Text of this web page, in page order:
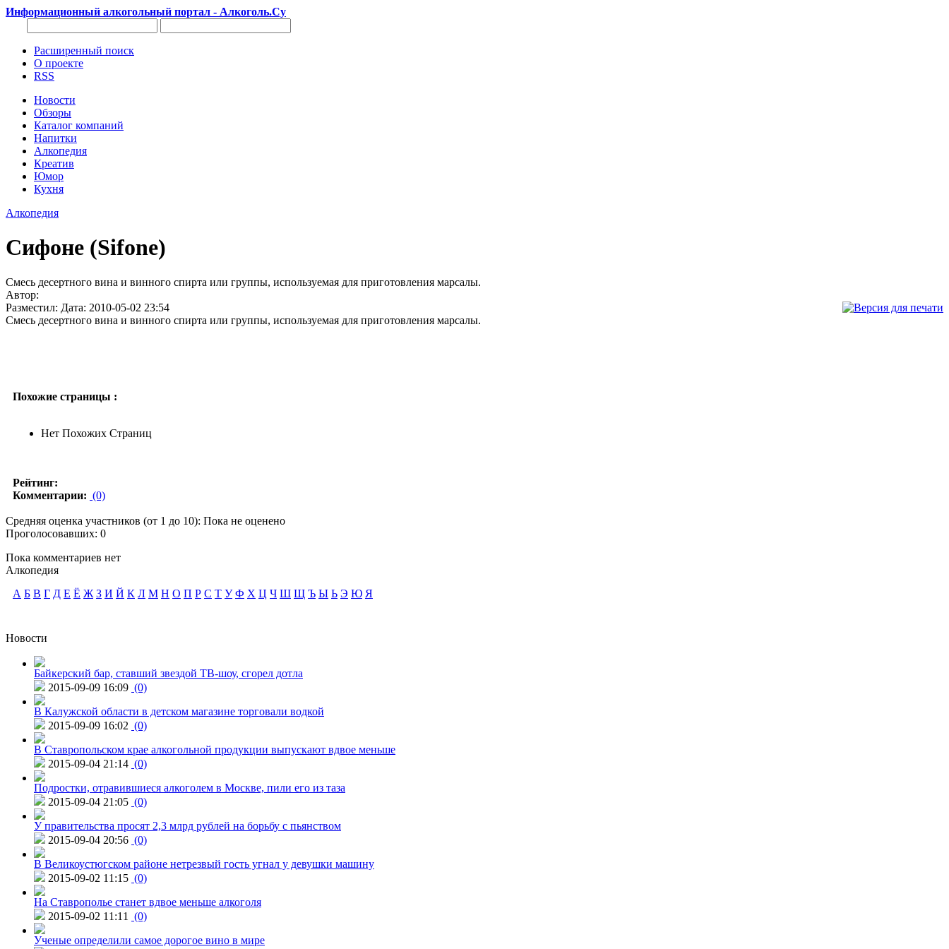
Информационный алкогольный портал - Алкоголь.Су
Расширенный поиск
О проекте
RSS
Новости
Обзоры
Каталог компаний
Напитки
Алкопедия
Креатив
Юмор
Кухня
Алкопедия
Сифоне (Sifone)
Смесь десертного вина и винного спирта или группы, используемая для приготовления марсалы.
Автор:
Разместил: Дата: 2010-05-02 23:54
Смесь десертного вина и винного спирта или группы, используемая для приготовления марсалы.
Похожие страницы :
Нет Похожих Страниц
Рейтинг:
Комментарии: (0)
Средняя оценка участников (от 1 до 10): Пока не оценено
Проголосовавших: 0
Пока комментариев нет
Алкопедия
А Б В Г Д Е Ё Ж З И Й К Л М Н О П Р С Т У Ф Х Ц Ч Ш Щ Ъ Ы Ь Э Ю Я
Новости
Байкерский бар, ставший звездой ТВ-шоу, сгорел дотла
2015-09-09 16:09 (0)
В Калужской области в детском магазине торговали водкой
2015-09-09 16:02 (0)
В Ставропольском крае алкогольной продукции выпускают вдвое меньше
2015-09-04 21:14 (0)
Подростки, отравившиеся алкоголем в Москве, пили его из таза
2015-09-04 21:05 (0)
У правительства просят 2,3 млрд рублей на борьбу с пьянством
2015-09-04 20:56 (0)
В Великоустюгском районе нетрезвый гость угнал у девушки машину
2015-09-02 11:15 (0)
На Ставрополье станет вдвое меньше алкоголя
2015-09-02 11:11
(0)
Ученые определили самое дорогое вино в мире